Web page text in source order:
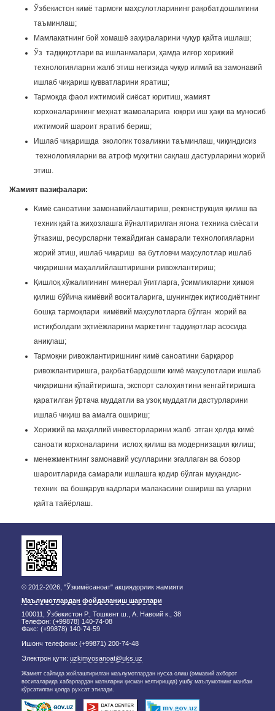
Ўзбекистон кимё тармоғи маҳсулотларининг рақобатдошлигини
таъминлаш;
Мамлакатнинг бой хомашё заҳираларини чуқур қайта ишлаш;
Ўз тадқиқотлари ва ишланмалари, ҳамда илғор хорижий
технологияларни жалб этиш негизида чуқур илмий ва замонавий
ишлаб чиқариш қувватларини яратиш;
Тармоқда фаол ижтимоий сиёсат юритиш, жамият
корхоналарининг меҳнат жамоаларига юқори иш ҳақи ва муносиб
ижтимоий шароит яратиб бериш;
Ишлаб чиқаришда экологик тозаликни таъминлаш, чиқиндисиз
технологияларни ва атроф муҳитни сақлаш дастурларини жорий
этиш.
Жамият вазифалари:
Кимё саноатини замонавийлаштириш, реконструкция қилиш ва
техник қайта жиҳозлашга йўналтирилган ягона техника сиёсати
ўтказиш, ресурсларни тежайдиган самарали технологияларни
жорий этиш, ишлаб чиқариш ва бутловчи маҳсулотлар ишлаб
чиқаришни маҳаллийлаштиришни ривожлантириш;
Қишлоқ хўжалигининг минерал ўғитларга, ўсимликларни ҳимоя
қилиш бўйича кимёвий воситаларига, шунингдек иқтисодиётнинг
бошқа тармоқлари кимёвий маҳсулотларга бўлган жорий ва
истиқболдаги эҳтиёжларини маркетинг тадқиқотлар асосида
аниқлаш;
Тармоқни ривожлантиришнинг кимё саноатини барқарор
ривожлантиришга, рақобатбардошли кимё маҳсулотлари ишлаб
чиқаришни кўпайтиришга, экспорт салоҳиятини кенгайтиришга
қаратилган ўртача муддатли ва узоқ муддатли дастурларини
ишлаб чиқиш ва амалга ошириш;
Хорижий ва маҳаллий инвесторларини жалб этган ҳолда кимё
саноати корхоналарини ислоҳ қилиш ва модернизация қилиш;
менежментнинг замонавий усулларини эгаллаган ва бозор
шароитларида самарали ишлашга қодир бўлган муҳандис-
техник ва бошқарув кадрлари малакасини ошириш ва уларни
қайта тайёрлаш.
© 2012-2026, "Ўзкимёсаноат" акциядорлик жамияти
Маълумотлардан фойдаланиш шартлари
100011, Ўзбекистон Р., Тошкент ш., А. Навоий к., 38
Телефон: (+99878) 140-74-08
Факс: (+99878) 140-74-59
Ишонч телефони: (+99871) 200-74-48
Электрон қути: uzkimyosanoat@uks.uz
Жамият сайтида жойлаштирилган маълумотлардан нусха олиш (оммавий ахборот
воситаларида хабарлардан матнларни қисман келтиришда) ушбу маълумотнинг манбаи
кўрсатилган ҳолда рухсат этилади.